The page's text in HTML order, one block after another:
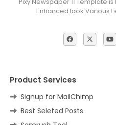
Pixy Newspaper 11 Template
Enhanced look Various
Product Services
Signup for MailChimp
Best Seleted Posts